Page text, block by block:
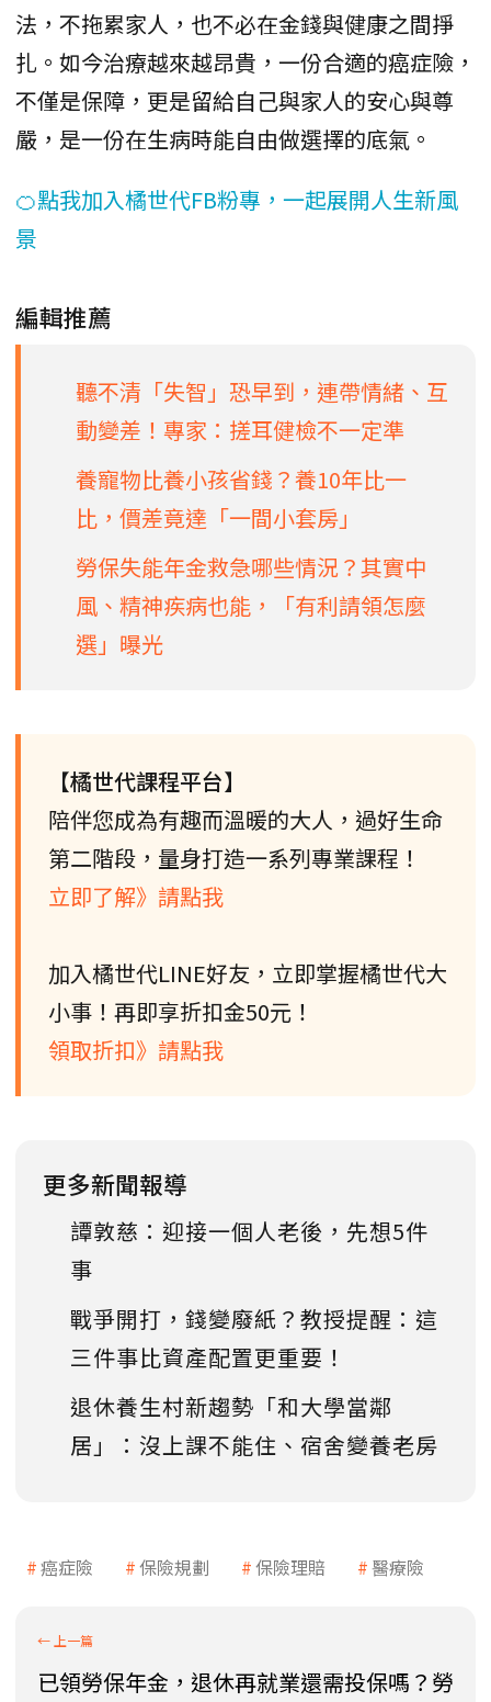
法，不拖累家人，也不必在金錢與健康之間掙
扎。如今治療越來越昂貴，一份合適的癌症險，
不僅是保障，更是留給自己與家人的安心與尊
嚴，是一份在生病時能自由做選擇的底氣。
🍊點我加入橘世代FB粉專，一起展開人生新風
景
編輯推薦
聽不清「失智」恐早到，連帶情緒、互
動變差！專家：搓耳健檢不一定準
養寵物比養小孩省錢？養10年比一
比，價差竟達「一間小套房」
勞保失能年金救急哪些情況？其實中
風、精神疾病也能，「有利請領怎麼
選」曝光
【橘世代課程平台】
陪伴您成為有趣而溫暖的大人，過好生命
第二階段，量身打造一系列專業課程！
立即了解》請點我
加入橘世代LINE好友，立即掌握橘世代大
小事！再即享折扣金50元！
領取折扣》請點我
更多新聞報導
譚敦慈：迎接一個人老後，先想5件
事
戰爭開打，錢變廢紙？教授提醒：這
三件事比資產配置更重要！
退休養生村新趨勢「和大學當鄰
居」：沒上課不能住、宿舍變養老房
癌症險 保險規劃 保險理賠 醫療險
已領勞保年金，退休再就業還需投保嗎？勞